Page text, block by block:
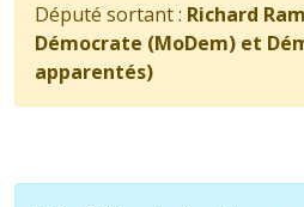
Député sortant : Richard
Démocrate (MoDem) et
apparentés)